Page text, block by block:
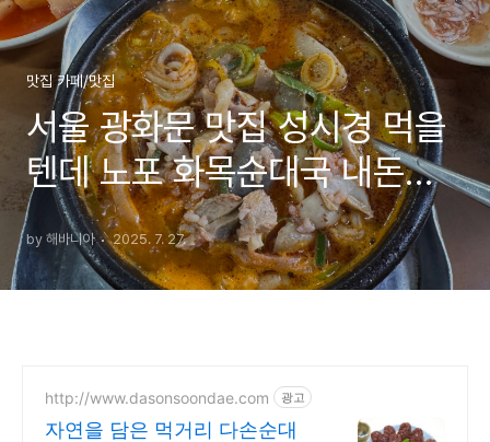
맛집 카페/맛집
서울 광화문 맛집 성시경 먹을
텐데 노포 화목순대국 내돈내
산 혼밥 방문 후기
by 해바니아 2025. 7. 27.
http://www.dasonsoondae.com 광고
자연을 담은 먹거리 다손순대